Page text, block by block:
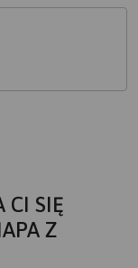
CI SIĘ
Z